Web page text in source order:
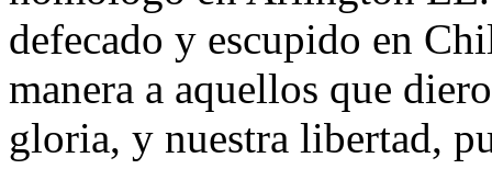
defecado y escupido en
manera a aquellos que
gloria, y nuestra libertad,